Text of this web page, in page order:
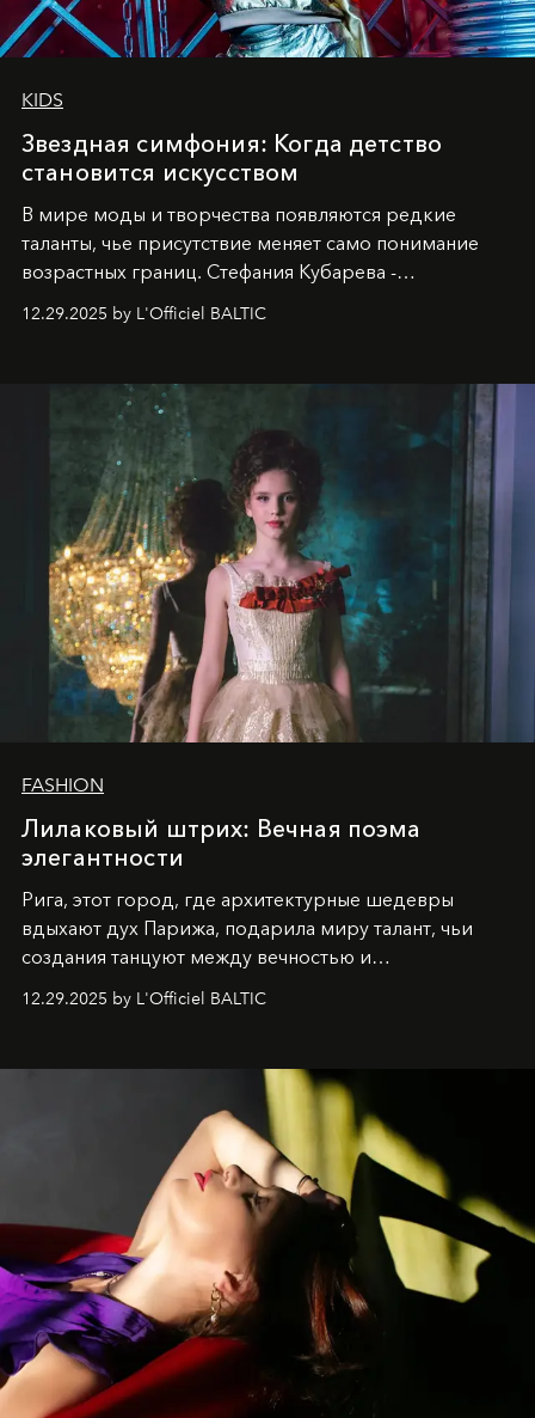
KIDS
Звездная симфония: Когда детство
становится искусством
В мире моды и творчества появляются редкие
таланты, чье присутствие меняет само понимание
возрастных границ. Стефания Кубарева -
десятилетняя обладательница невероятной
харизмы, чье имя уже украшает обложки
2025
и LUXIA June 2025, представляет собой
уникальное явление современной культуры.
12.29.2025 by L'Officiel BALTIC
FASHION
Лилаковый штрих: Вечная поэма
элегантности
Рига, этот город, где архитектурные шедевры
вдыхают дух Парижа, подарила миру талант, чьи
создания танцуют между вечностью и
современностью.
12.29.2025 by L'Officiel BALTIC